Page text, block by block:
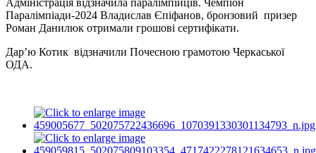
Паралімпіади-2024 Владислав Єпіфанов, бронзовий призер
Роман Данилюк отримали грошові сертифікати.
Дар’ю Котик відзначили Почесною грамотою Черкаської
ОДА.